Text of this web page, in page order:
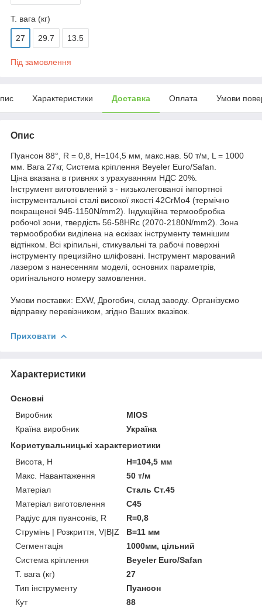
Т. вага (кг)
27 29.7 13.5
Під замовлення
Характеристики Доставка Оплата Умови
Опис
Пуансон 88°, R = 0,8, H=104,5 мм, макс.нав. 50 т/м, L = 1000
мм. Вага 27кг, Система кріплення Beyeler Euro/Safan.
Ціна вказана в гривнях з урахуванням НДС 20%.
Інструмент виготовлений з - низьколегованої імпортної
інструментальної сталі високої якості 42CrMo4 (термічно
покращеної 945-1150N/mm2). Індукційна термообробка
робочої зони, твердість 56-58HRc (2070-2180N/mm2). Зона
термообробки виділена на ескізах інструменту темнішим
відтінком. Всі кріпильні, стикувальні та рабочі поверхні
інструменту прецизійно шліфовані. Інструмент марований
лазером з нанесенням моделі, основних параметрів,
оригінального номеру замовлення.
Умови поставки: EXW, Дрогобич, склад заводу. Організуємо
відправку перевізником, згідно Ваших вказівок.
Приховати
Характеристики
Основні
Виробник
MIOS
Країна виробник
Україна
Користувальницькі характеристики
Висота, H
H=104,5 мм
Макс. Навантаження
50 т/м
Матеріал
Сталь Ст.45
Матеріал виготовлення
C45
Радіус для пуансонів, R
R=0,8
Струмінь | Розкриття, V|B|Z
B=11 мм
Сегментація
1000мм, цільний
Система кріплення
Beyeler Euro/Safan
Т. вага (кг)
27
Тип інструменту
Пуансон
Кут
88